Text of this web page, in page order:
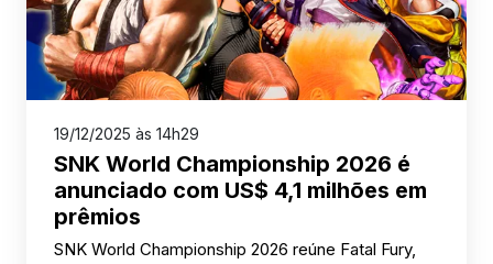
19/12/2025 às 14h29
SNK World Championship 2026 é
anunciado com US$ 4,1 milhões em
prêmios
SNK World Championship 2026 reúne Fatal Fury,